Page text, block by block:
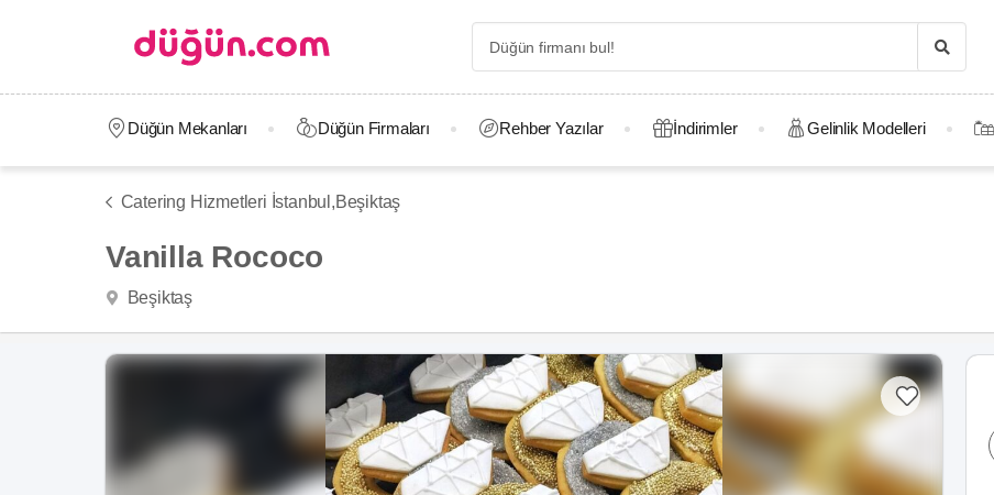
Düğün Mekanları Düğün Firmaları Rehber Yazılar İndirimler Gelinlik Modelleri
Catering Hizmetleri İstanbul,Beşiktaş
Vanilla Rococo
Beşiktaş